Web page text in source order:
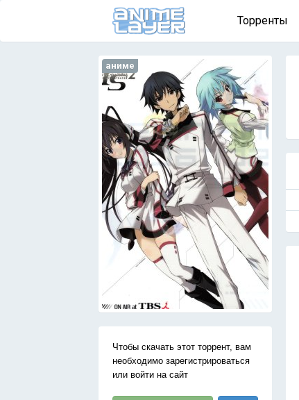
Торренты
аниме
Чтобы скачать этот торрент, вам
необходимо зарегистрироваться
или войти на сайт